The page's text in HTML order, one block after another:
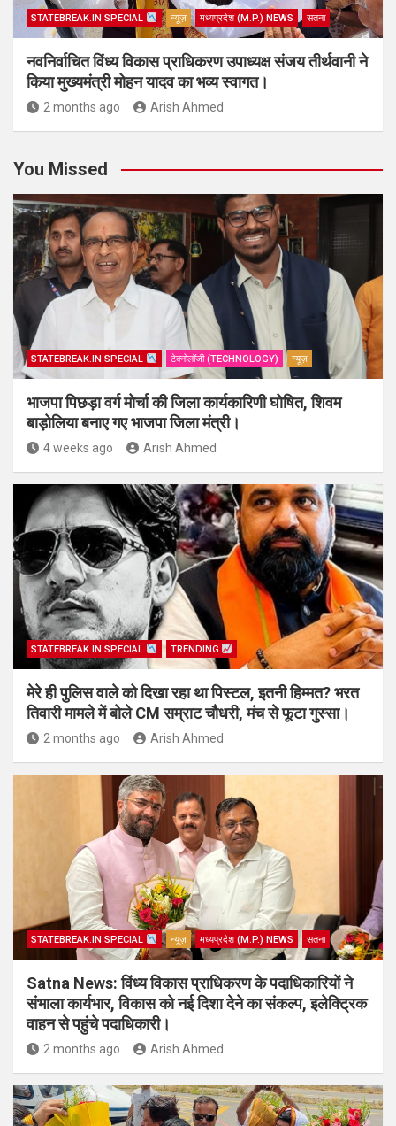
STATEBREAK.IN SPECIAL न्यूज़ मध्यप्रदेश (M.P.) NEWS सतना
नवनिर्वाचित विंध्य विकास प्राधिकरण उपाध्यक्ष संजय तीर्थवानी ने
किया मुख्यमंत्री मोहन यादव का भव्य स्वागत।
2 months ago Arish Ahmed
You Missed
STATEBREAK.IN SPECIAL टेक्नोलॉजी (TECHNOLOGY) न्यूज़
भाजपा पिछड़ा वर्ग मोर्चा की जिला कार्यकारिणी घोषित, शिवम
बाड़ोलिया बनाए गए भाजपा जिला मंत्री।
4 weeks ago Arish Ahmed
STATEBREAK.IN SPECIAL TRENDING
मेरे ही पुलिस वाले को दिखा रहा था पिस्टल, इतनी हिम्मत? भरत
तिवारी मामले में बोले CM सम्राट चौधरी, मंच से फूटा गुस्सा।
2 months ago Arish Ahmed
STATEBREAK.IN SPECIAL न्यूज़ मध्यप्रदेश (M.P.) NEWS सतना
Satna News: विंध्य विकास प्राधिकरण के पदाधिकारियों ने
संभाला कार्यभार, विकास को नई दिशा देने का संकल्प, इलेक्ट्रिक
वाहन से पहुंचे पदाधिकारी।
2 months ago Arish Ahmed